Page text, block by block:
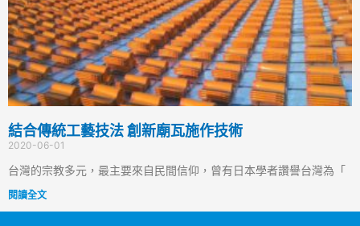
結合傳統工藝技法 創新廟瓦施作技術
2020-06-01
台灣的宗教多元，最主要來自民間信仰，曾有日本學者讚譽台灣為「
閱讀全文